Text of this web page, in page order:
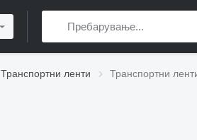
Транспортни ленти Транспортни